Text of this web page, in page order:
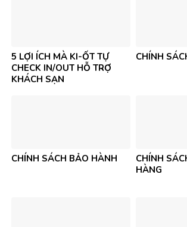
5 LỢI ÍCH MÀ KI-ỐT TỰ
CHECK IN/OUT HỖ TRỢ
KHÁCH SẠN
CHÍNH
CHÍNH SÁCH BẢO HÀNH
CHÍNH
HÀNG